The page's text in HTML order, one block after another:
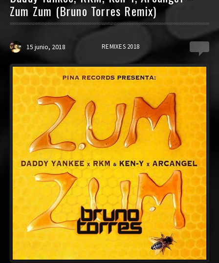
Zum Zum (Bruno Torres Remix)
15 junio, 2018 REMIXES 2018